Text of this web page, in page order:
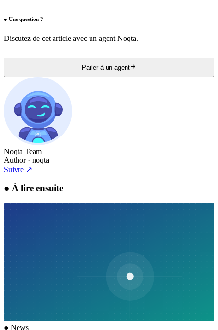
● Une question ?
Discutez de cet article avec un agent Noqta.
Parler à un agent
Noqta Team
Author· noqta
Suivre ↗
● À lire ensuite
● News